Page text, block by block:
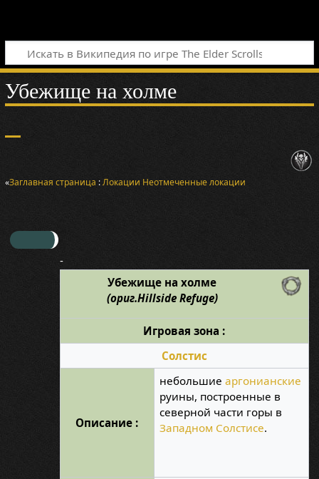
Убежище на холме
«Заглавная страница :Локации Неотмеченные локации
-
Убежище на холме
(ориг.Hillside Refuge)
Игровая зона :
Солстис
Описание :
небольшиеаргонианские
руины, построенные в
северной части горы в
Западном Солстисе.